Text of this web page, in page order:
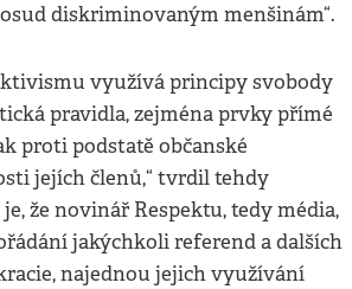
diskriminovaným menšinám“.
využívá principy svobody
pravidla, zejména prvky přímé
proti podstatě občanské
jejích členů,“ tvrdil tehdy
že novinář Respektu, tedy média,
jakýchkoli referend a dalších
najednou jejich využívání